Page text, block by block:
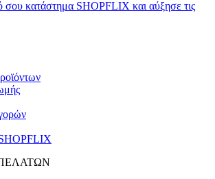
σου κατάστημα SHOPFLIX και αύξησε τις